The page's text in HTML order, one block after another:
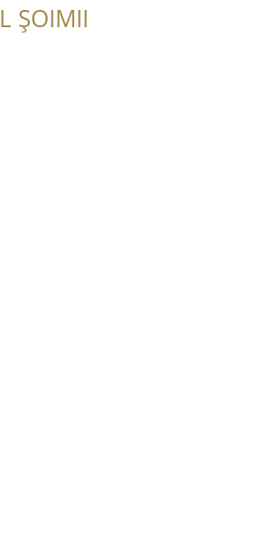
ȘOIMII